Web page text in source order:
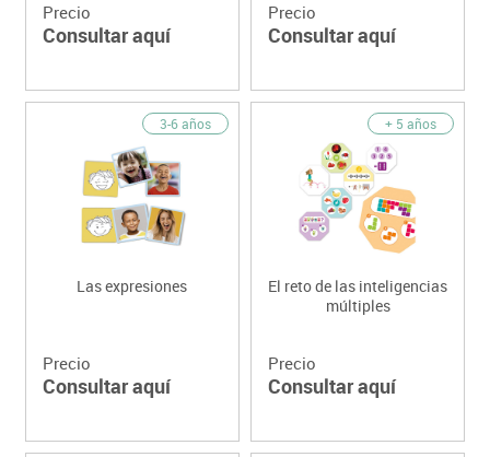
Precio
Consultar aquí
Precio
Consultar aquí
3-6 años
Las expresiones
Precio
Consultar aquí
+ 5 años
El reto de las inteligencias
múltiples
Precio
Consultar aquí